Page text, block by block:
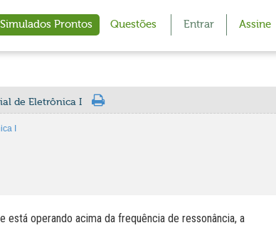
Simulados Prontos Questões Entrar Assine
de Eletrônica I
I
está operando acima da frequência de ressonância, a